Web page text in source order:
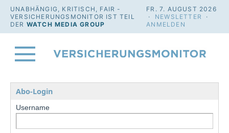
UNABHÄNGIG, KRITISCH, FAIR -
VERSICHERUNGSMONITOR IST TEIL
DER WATCH MEDIA GROUP
FR. 7. AUGUST 2026
· NEWSLETTER
·
ANMELDEN
Abo-Login
Username